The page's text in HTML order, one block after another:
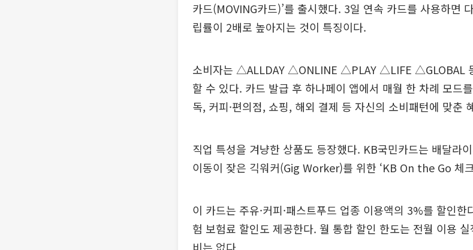
카드(MOVING카드)’를 출시했다. 3일 연속 카드를 사용하면
립률이 2배로 높아지는 것이 특징이다.
소비자는 △ALLDAY △ONLINE △PLAY △LIFE △GLOBAL
할 수 있다. 카드 발급 후 하나페이 앱에서 매월 한 차례 모드
독, 커피·편의점, 쇼핑, 해외 결제 등 자신의 소비패턴에 맞춘
직업 특성을 겨냥한 상품도 등장했다. KB국민카드는 배달라
이동이 잦은 긱워커(Gig Worker)를 위한 ‘KB On the Go 체
이 카드는 주유·커피·패스트푸드 업종 이용액의 3%를 할인
험 보험료 할인도 제공한다. 월 통합 할인 한도는 전월 이용